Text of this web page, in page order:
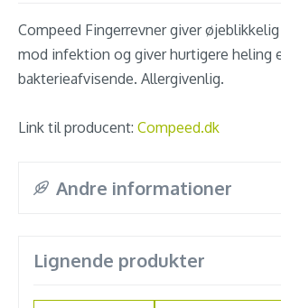
Compeed Fingerrevner giver
mod infektion og giver hurtigere heling
bakterieafvisende. Allergivenlig.
Link til producent: Compeed.dk
Andre informationer
Lignende produkter